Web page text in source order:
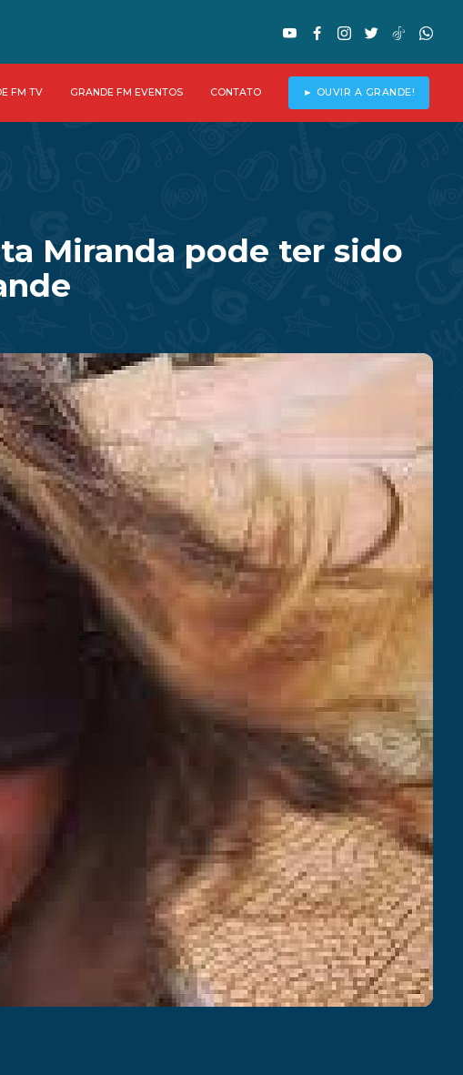
FM TV GRANDE FM EVENTOS CONTATO ► OUVIR A GRANDE!
Miranda pode ter sido